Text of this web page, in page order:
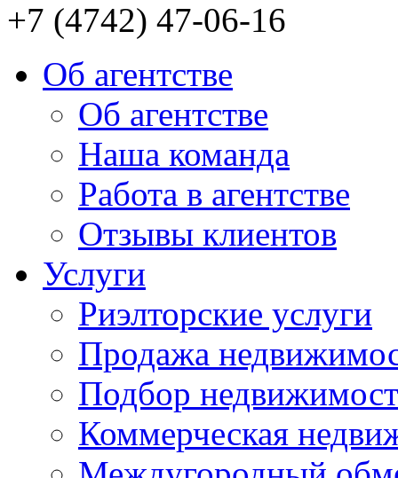
+7 (4742) 47-06-16
Об агентстве
Об агентстве
Наша команда
Работа в агентстве
Отзывы клиентов
Услуги
Риэлторские услуги
Продажа
Подбор
Коммерческая